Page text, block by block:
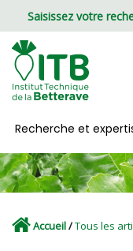
Recherche et
Accueil/Tous les
Panneau de gestion des